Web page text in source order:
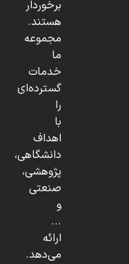
برخوردار
هستند.
مجموعه
ما
خدمات
گسترده‌ای
را
با
اهداف
دانشگاهی،
پژوهشی،
صنعتی
و
...
ارائه
می‌دهد.